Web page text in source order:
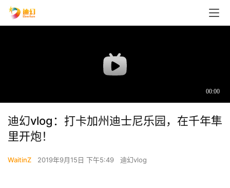
迪幻vlog：打卡加州迪士尼乐园，在千年隼
里开炮！
WaitinZ 2019年9月15日 下午5:49 迪幻vlog